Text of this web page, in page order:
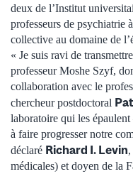
deux de l’Institut
professeurs de
collective au domaine de
« Je suis ravi de
professeur Moshe Szyf,
collaboration avec le
chercheur postdoctoral
laboratoire qui les
à faire progresser notre
déclaré Richard I. Levin
médicales) et doyen de la